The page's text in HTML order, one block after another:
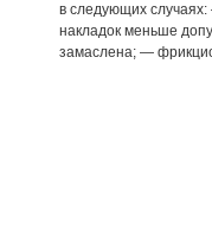
в следующих
накладок меньше
замаслена; —